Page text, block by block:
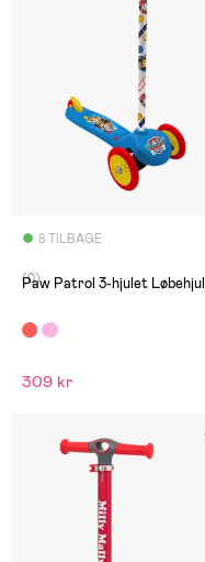
8 TILBAGE
(0)
Paw Patrol 3-hjulet Løbehjul
309 kr